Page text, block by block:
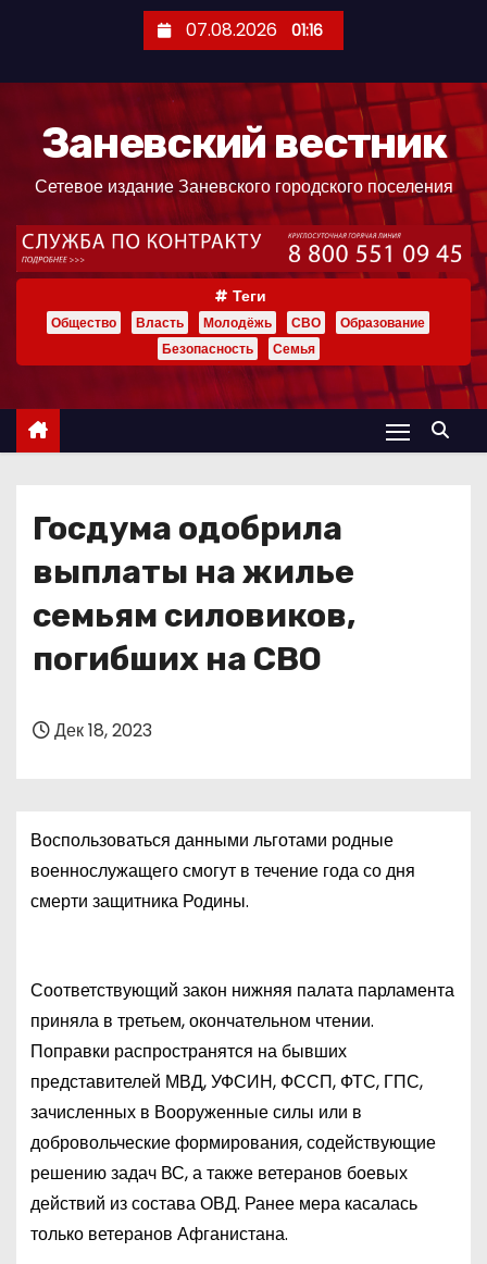
ж
07.08.2026 01:16
Заневский вестник
Сетевое издание Заневского городского поселения
Теги
Общество Власть Молодёжь СВО
Образование
Безопасность
Семья
Госдума одобрила
выплаты на жилье
семьям силовиков,
погибших на СВО
Дек 18, 2023
Воспользоваться данными льготами родные
военнослужащего смогут в течение года со дня
смерти защитника Родины.
Соответствующий закон нижняя палата парламента
приняла в третьем, окончательном чтении.
Поправки распространятся на бывших
представителей МВД, УФСИН, ФССП, ФТС, ГПС,
зачисленных в Вооруженные силы или в
добровольческие формирования, содействующие
решению задач ВС, а также ветеранов боевых
действий из состава ОВД. Ранее мера касалась
только ветеранов Афганистана.